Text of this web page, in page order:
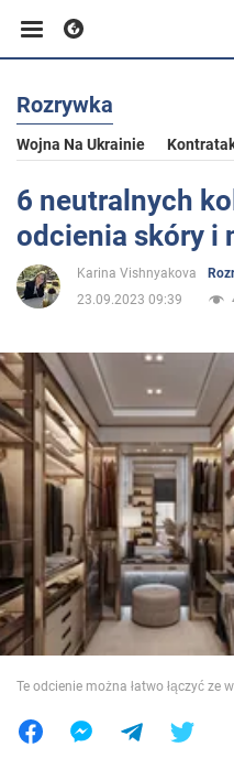
Biznes
Sport
Rozrywka
Polityka
Społeczeństwo
Wojna na Ukrainie
Świat
Jedzenie
Rozrywka
Wojna Na Ukrainie
6 neutralnych
odcienia skóry i
Karina Vishnyakova
23.09.2023 09:39
Te odcienie można łatwo łączyć ze